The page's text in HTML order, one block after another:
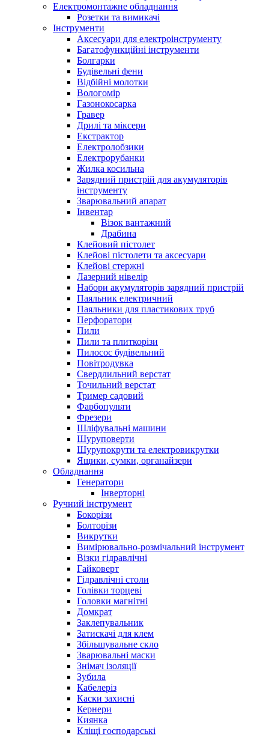
Електромонтажне обладнання
Розетки та вимикачі
Інструменти
Аксесуари для електроінструменту
Багатофункційні інструменти
Болгарки
Будівельні фени
Відбійні молотки
Вологомір
Газонокосарка
Гравер
Дрилі та міксери
Екстрактор
Електролобзики
Електрорубанки
Жилка косильна
Зарядний пристрій для акумуляторів
інструменту
Зварювальний апарат
Інвентар
Візок вантажний
Драбина
Клейовий пістолет
Клейові пістолети та аксесуари
Клейові стержні
Лазерний нівелір
Набори акумуляторів зарядний пристрій
Паяльник електричний
Паяльники для пластикових труб
Перфоратори
Пили
Пили та плиткорізи
Пилосос будівельний
Повітродувка
Свердлильний верстат
Точильний верстат
Тример садовий
Фарбопульти
Фрезери
Шліфувальні машини
Шуруповерти
Шурупокрути та електровикрутки
Ящики, сумки, органайзери
Обладнання
Генератори
Інверторні
Ручний інструмент
Бокорізи
Болторізи
Викрутки
Вимірювально-розмічальний інструмент
Візки гідравлічні
Гайковерт
Гідравлічні столи
Голівки торцеві
Головки магнітні
Домкрат
Заклепувальник
Затискачі для клем
Збільшувальне скло
Зварювальні маски
Знімач ізоляції
Зубила
Кабелеріз
Каски захисні
Кернери
Киянка
Кліщі господарські